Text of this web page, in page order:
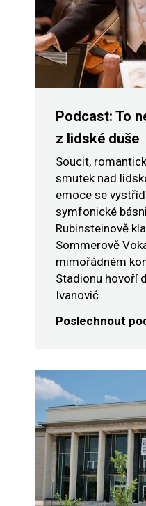
Podcast: To
z lidské duše
Soucit,
smutek nad
emoce se
symfonické
Rubinsteinově
Sommerově
mimořádném
Stadionu hovoří
Ivanović.
Poslechnout